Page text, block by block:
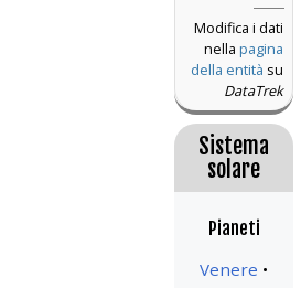
Modifica i dati
nella pagina
della entità su
DataTrek
Sistema
solare
Pianeti
Venere